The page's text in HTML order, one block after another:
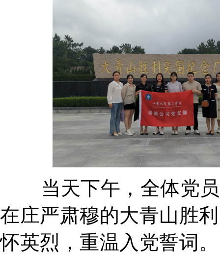
当天下午，全体党员
在庄严肃穆的大青山胜
怀英烈，重温入党誓词